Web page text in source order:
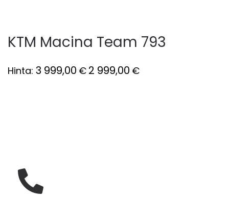
KTM Macina Team 793
Hinta: 3 999,00 € 2 999,00 €